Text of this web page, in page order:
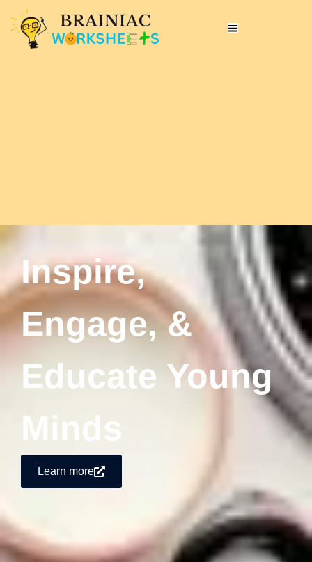
Inspire,
Engage, &
Educate Young
Minds
Learn more